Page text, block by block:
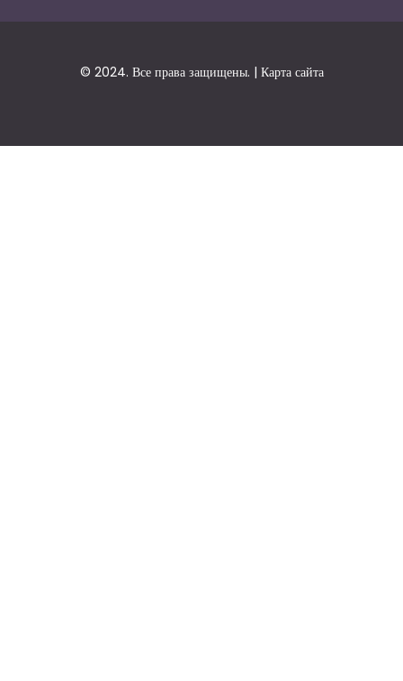
© 2024. Все права защищены. | Карта сайта